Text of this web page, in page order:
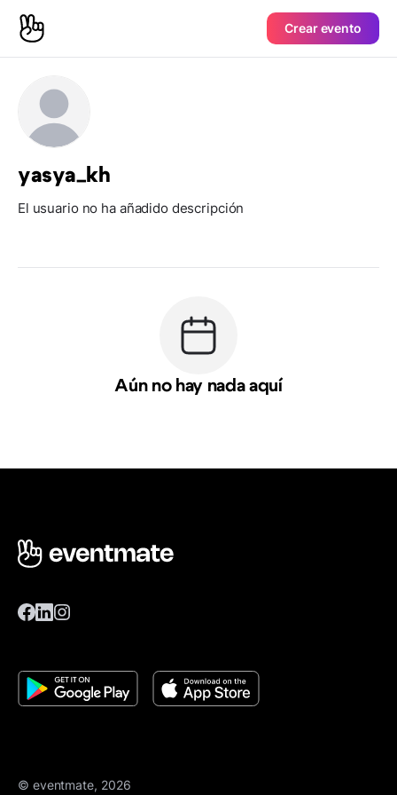
Crear evento
yasya_kh
El usuario no ha añadido descripción
Aún no hay nada aquí
© eventmate, 2026